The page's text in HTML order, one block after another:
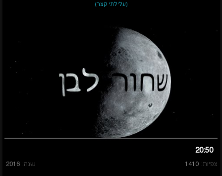
(עלילתי קצר)
20:50
צפיות: 1410 שנה: 2016